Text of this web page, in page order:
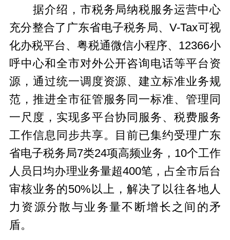
据介绍，市税务局纳税服务运营中心
充分整合了广东省电子税务局、V-Tax可视
化办税平台、粤税通微信小程序、12366小
呼中心和全市对外公开咨询电话等平台资
源，通过统一调度资源、建立标准业务规
范，推进全市征管服务同一标准、管理同
一尺度，实现多平台协同服务、税费服务
工作信息同步共享。目前已集约受理广东
省电子税务局7类24项高频业务，10个工作
人员日均办理业务量超400笔，占全市后台
审核业务的50%以上，解决了以往各地人
力资源分散与业务量不断增长之间的矛
盾。